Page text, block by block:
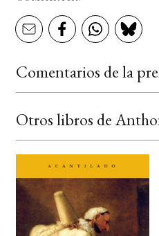
Comentarios de la
Otros libros de